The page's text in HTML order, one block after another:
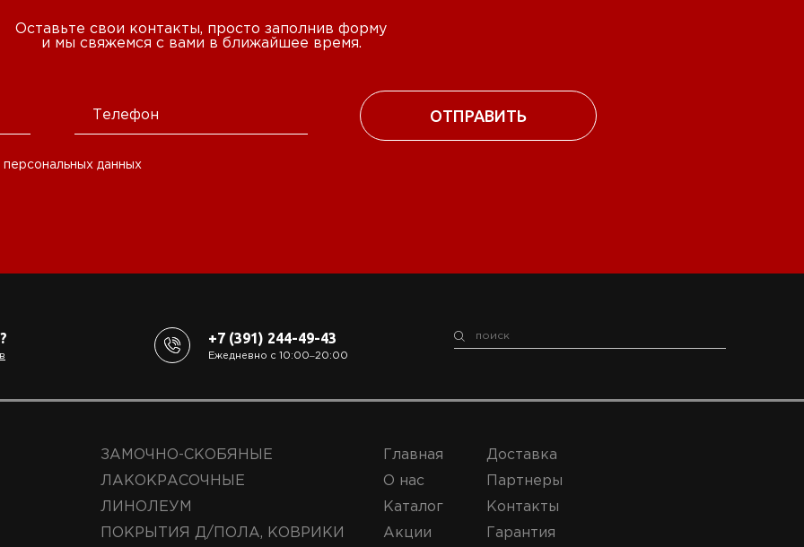
Оставьте свои контакты, просто заполнив форму
и мы свяжемся с вами в ближайшее время.
данных
+7 (391) 244-49-43
Ежедневно с 10:00‒20:00
ЗАМОЧНО-СКОБЯНЫЕ
ЛАКОКРАСОЧНЫЕ
ЛИНОЛЕУМ
ПОКРЫТИЯ Д/ПОЛА, КОВРИКИ
Главная
О нас
Каталог
Акции
Доставка
Партнеры
Контакты
Гарантия